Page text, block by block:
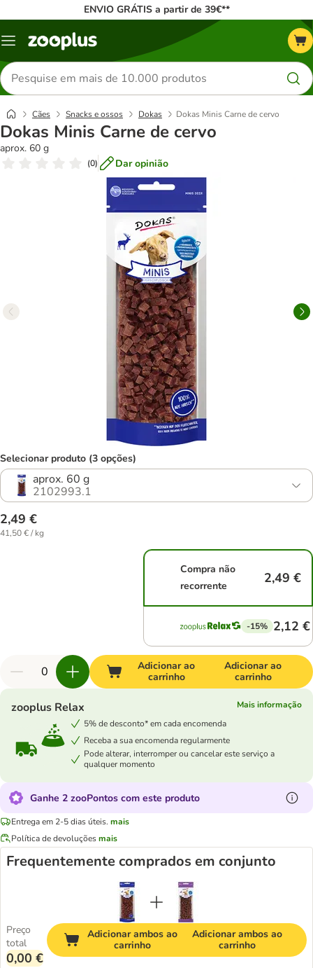
ENVIO GRÁTIS a partir de 39€**
Menu
Pesquisar
produtos
Cães Snacks e ossos Dokas Dokas Minis Carne de cervo
Dokas Minis Carne de cervo
aprox. 60 g
(0) Dar opinião
Selecionar produto (3 opções)
aprox. 60 g
2102993.1
2,49 €
41,50 € / kg
Compra não
recorrente
2,49 €
-15% 2,12 €
Adicionar ao
carrinho
Adicionar ao
carrinho
zooplus Relax
Mais informação
5% de desconto* em cada encomenda
Receba a sua encomenda regularmente
Pode alterar, interromper ou cancelar este serviço a
qualquer momento
Ganhe 2 zooPontos com este produto
Entrega em 2-5 dias úteis. mais
Política de devoluçõesmais
Frequentemente comprados em conjunto
Preço
total
0,00 €
Adicionar ambos ao
carrinho
Adicionar ambos ao
carrinho